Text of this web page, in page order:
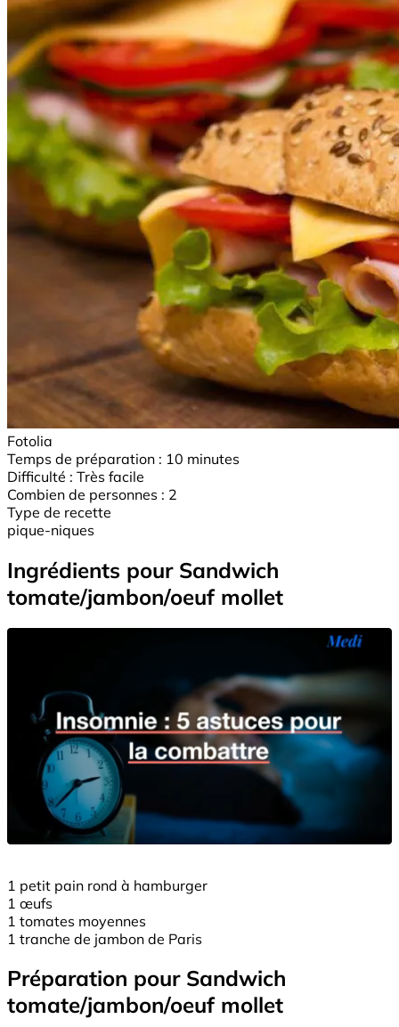
Fotolia
Temps de préparation : 10 minutes
Difficulté : Très facile
Combien de personnes : 2
Type de recette
pique-niques
Ingrédients pour Sandwich
tomate/jambon/oeuf mollet
1 petit pain rond à hamburger
1 œufs
1 tomates moyennes
1 tranche de jambon de Paris
Préparation pour Sandwich
tomate/jambon/oeuf mollet